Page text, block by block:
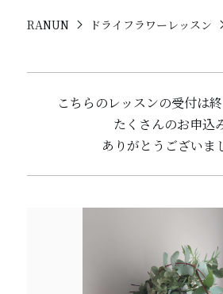
RANUN ドライフラワーレッスン
こちらのレッスンの受付は終
たくさんのお申込
ありがとうございま